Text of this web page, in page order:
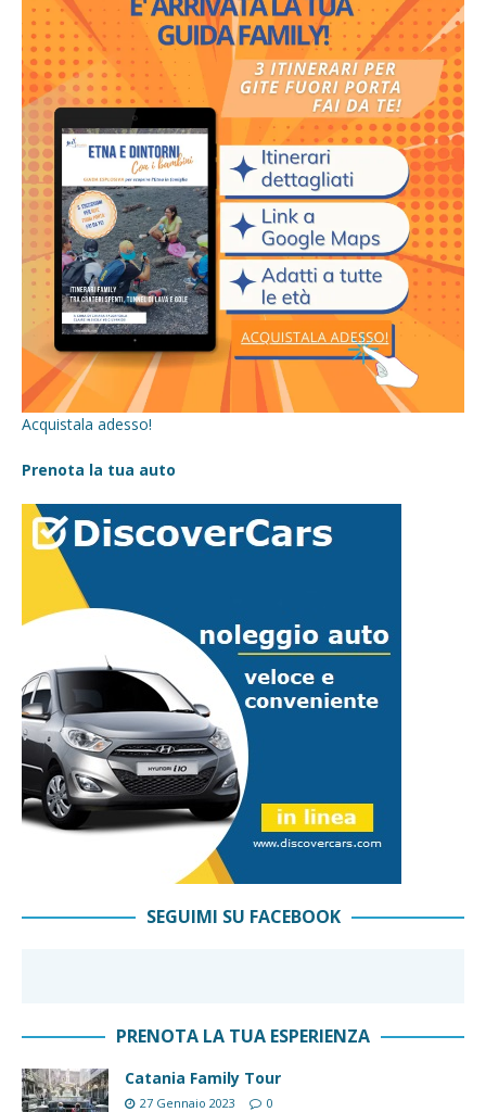
Acquistala adesso!
Prenota la tua auto
SEGUIMI SU FACEBOOK
PRENOTA LA TUA ESPERIENZA
Catania Family Tour
27 Gennaio 2023 0